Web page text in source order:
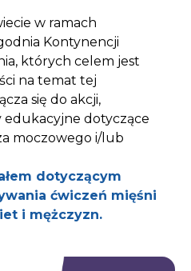
w ramach
Kontynencji
których celem jest
na temat tej
się do akcji,
edukacyjne dotyczące
moczowego i/lub
dotyczącym
ćwiczeń mięśni
i mężczyzn.